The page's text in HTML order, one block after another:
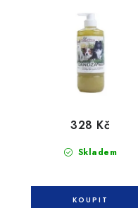
Skladem
328 Kč